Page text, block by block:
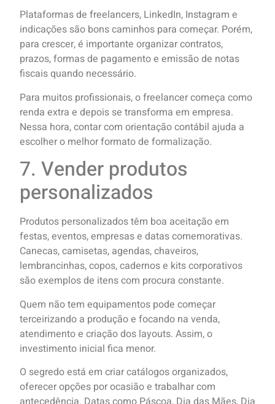
Plataformas de freelancers, LinkedIn, Instagram e
indicações são bons caminhos para começar. Porém,
para crescer, é importante organizar contratos,
prazos, formas de pagamento e emissão de notas
fiscais quando necessário.
Para muitos profissionais, o freelancer começa como
renda extra e depois se transforma em empresa.
Nessa hora, contar com orientação contábil ajuda a
escolher o melhor formato de formalização.
7. Vender produtos
personalizados
Produtos personalizados têm boa aceitação em
festas, eventos, empresas e datas comemorativas.
Canecas, camisetas, agendas, chaveiros,
lembrancinhas, copos, cadernos e kits corporativos
são exemplos de itens com procura constante.
Quem não tem equipamentos pode começar
terceirizando a produção e focando na venda,
atendimento e criação dos layouts. Assim, o
investimento inicial fica menor.
O segredo está em criar catálogos organizados,
oferecer opções por ocasião e trabalhar com